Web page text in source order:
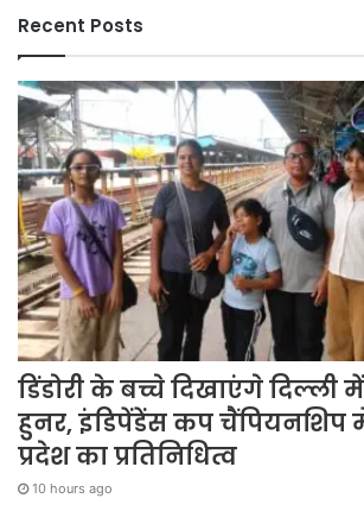
Recent Posts
डिंडोरी के बच्चे दिखाएंगे दिल्ली
हुनर, इंडिपेंडेंस कप चैंपियनशिप
प्रदेश का प्रतिनिधित्व
10 hours ago